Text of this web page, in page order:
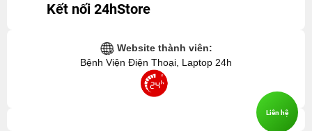
Kết nối 24hStore
Website thành viên:
Bệnh Viện Điện Thoại, Laptop 24h
Liên hệ